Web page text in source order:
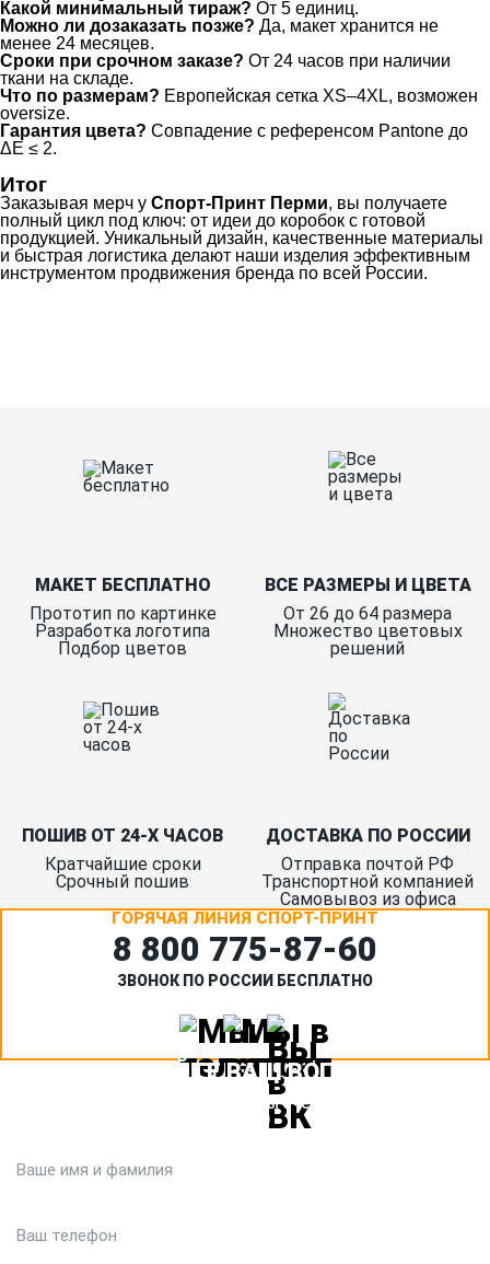
Какой минимальный тираж? От 5 единиц.
Можно ли дозаказать позже? Да, макет хранится не
менее 24 месяцев.
Сроки при срочном заказе? От 24 часов при наличии
ткани на складе.
Что по размерам? Европейская сетка XS–4XL, возможен
oversize.
Гарантия цвета? Совпадение с референсом Pantone до
ΔE ≤ 2.
Итог
Заказывая мерч у Спорт-Принт Перми, вы получаете
полный цикл под ключ: от идеи до коробок с готовой
продукцией. Уникальный дизайн, качественные материалы
и быстрая логистика делают наши изделия эффективным
инструментом продвижения бренда по всей России.
МАКЕТ БЕСПЛАТНО
Прототип по картинке
Разработка логотипа
Подбор цветов
ВСЕ РАЗМЕРЫ И ЦВЕТА
От 26 до 64 размера
Множество цветовых
решений
ПОШИВ ОТ 24-Х ЧАСОВ
Кратчайшие сроки
Срочный пошив
ДОСТАВКА ПО РОССИИ
Отправка почтой РФ
Транспортной компанией
Самовывоз из офиса
ГОРЯЧАЯ ЛИНИЯ СПОРТ-ПРИНТ
8 800 775‑87-60
ЗВОНОК ПО РОССИИ БЕСПЛАТНО
ЗАДАЙТЕ ВАШ ВОПРОС
Или кратко опишите ситуацию. Мы очень быстро свяжемся с
вами :)